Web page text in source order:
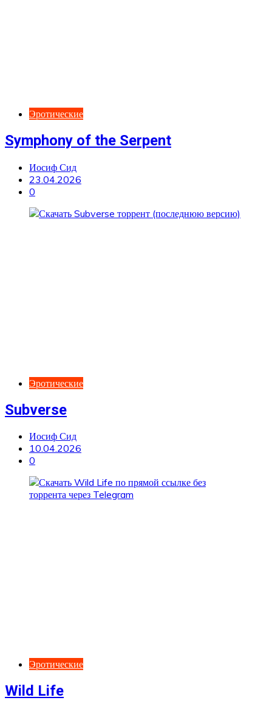
Эротические
Symphony of the Serpent
Иосиф Сид
23.04.2026
0
Эротические
Subverse
Иосиф Сид
10.04.2026
0
Эротические
Wild Life